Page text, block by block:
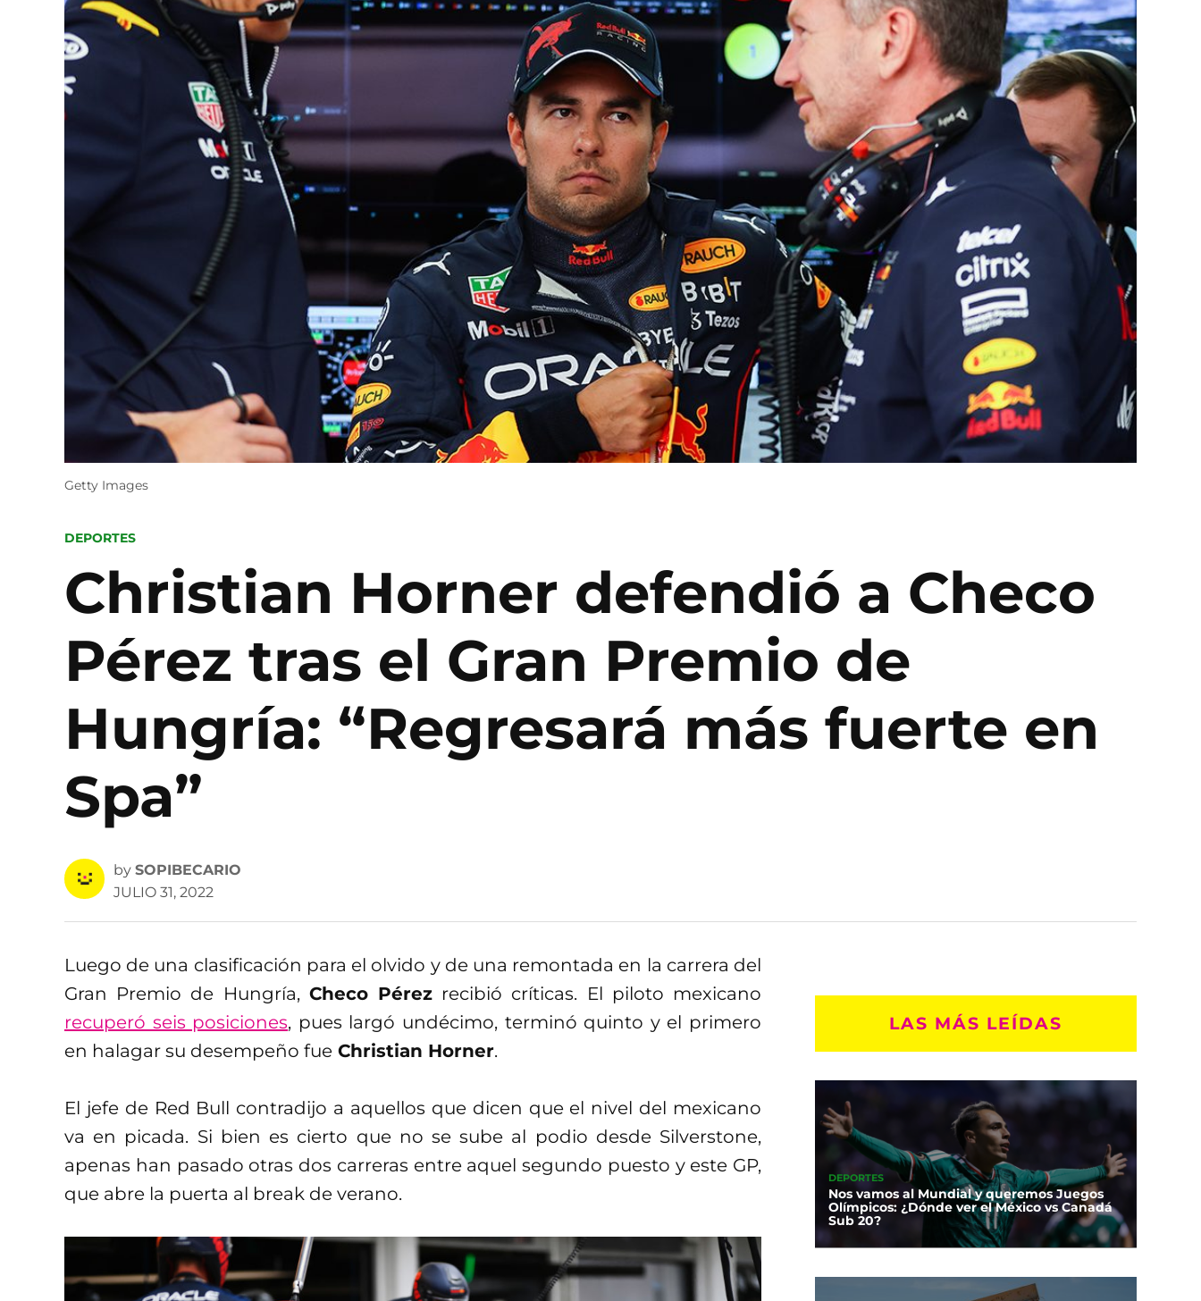
Getty Images
POSTED
DEPORTES
Christian Horner defendió a Checo
Pérez tras el Gran Premio de
Hungría: “Regresará más fuerte en
Spa”
by SOPIBECARIO
JULIO 31, 2022
Luego de una clasificación para el olvido y de una remontada en la carrera del
Gran Premio de Hungría, Checo Pérez recibió críticas. El piloto mexicano
recuperó seis posiciones, pues largó undécimo, terminó quinto y el primero
en halagar su desempeño fue Christian Horner.
El jefe de Red Bull contradijo a aquellos que dicen que el nivel del mexicano
va en picada. Si bien es cierto que no se sube al podio desde Silverstone,
apenas han pasado otras dos carreras entre aquel segundo puesto y este GP,
que abre la puerta al break de verano.
LAS MÁS LEÍDAS
DEPORTES
Nos vamos al Mundial y queremos Juegos
Olímpicos: ¿Dónde ver el México vs Canadá
Sub 20?